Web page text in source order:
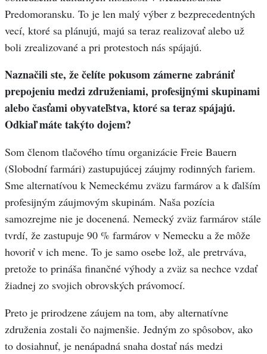
Predomoransku. To je len malý výber z bezprecedentných
vecí, ktoré sa plánujú, majú sa teraz realizovať alebo už
boli zrealizované a pri protestoch nás spájajú.
Naznačili ste, že čelíte pokusom zámerne zabrániť
prepojeniu medzi združeniami, profesijnými skupinami
alebo časťami obyvateľstva, ktoré sa teraz spájajú.
Odkiaľ máte takýto dojem?
Som členom tlačového tímu organizácie Freie Bauern
(Slobodní farmári) zastupujúcej záujmy rodinných fariem.
Sme alternatívou k Nemeckému zväzu farmárov a k ďalším
profesijným záujmovým skupinám. Naša pozícia
samozrejme nie je docenená. Nemecký zväz farmárov stále
tvrdí, že zastupuje 90 % farmárov v Nemecku a že môže
hovoriť v ich mene. To je samo osebe lož, ale pretrváva,
pretože to prináša finančné výhody a zväz sa nechce vzdať
žiadnej zo svojich obrovských právomocí.
Preto je prirodzene záujem na tom, aby alternatívne
združenia zostali čo najmenšie. Jedným zo spôsobov, ako
to dosiahnuť, je nenápadná snaha dostať nás medzi